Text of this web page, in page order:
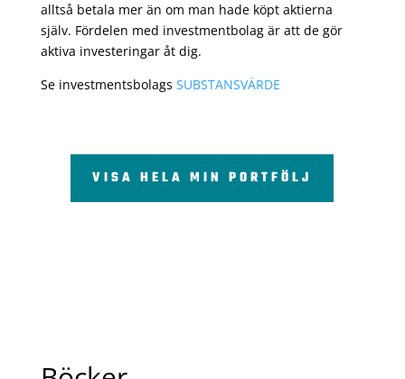
alltså betala mer än om man hade köpt aktierna
själv. Fördelen med investmentbolag är att de gör
aktiva investeringar åt dig.
Se investmentsbolags SUBSTANSVÄRDE
VISA HELA MIN PORTFÖLJ